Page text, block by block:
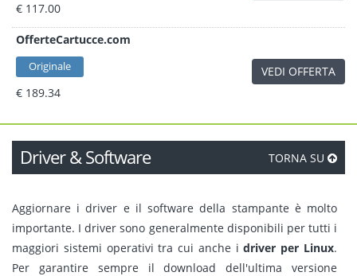
€ 117.00
OfferteCartucce.com
Originale
€ 189.34
VEDI OFFERTA
Driver & Software TORNA SU
Aggiornare i driver e il software della stampante è molto
importante. I driver sono generalmente disponibili per tutti i
maggiori sistemi operativi tra cui anche idriver per Linux.
Per garantire sempre il download dell'ultima versione